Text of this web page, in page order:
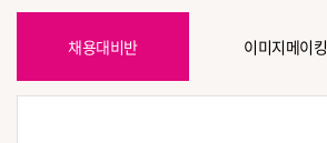
채용대비반 이미지메이킹